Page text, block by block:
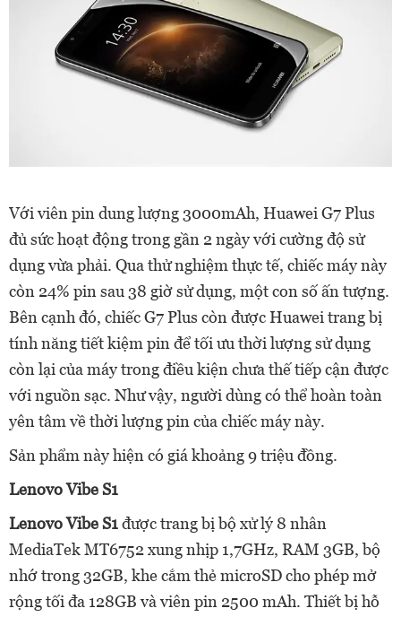
Với viên pin dung lượng 3000mAh, Huawei G7 Plus
đủ sức hoạt động trong gần 2 ngày với cường độ sử
dụng vừa phải. Qua thử nghiệm thực tế, chiếc máy này
còn 24% pin sau 38 giờ sử dụng, một con số ấn tượng.
Bên cạnh đó, chiếc G7 Plus còn được Huawei trang bị
tính năng tiết kiệm pin để tối ưu thời lượng sử dụng
còn lại của máy trong điều kiện chưa thế tiếp cận được
với nguồn sạc. Như vậy, người dùng có thể hoàn toàn
yên tâm về thời lượng pin của chiếc máy này.
Sản phẩm này hiện có giá khoảng 9 triệu đồng.
Lenovo Vibe S1
Lenovo Vibe S1được trang bị bộ xử lý 8 nhân
MediaTek MT6752 xung nhịp 1,7GHz, RAM 3GB, bộ
nhớ trong 32GB, khe cắm thẻ microSD cho phép mở
rộng tối đa 128GB và viên pin 2500 mAh. Thiết bị hỗ